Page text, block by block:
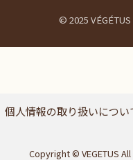
© 2025
個人情報の取り扱いについ
Copyright © VEGETUS